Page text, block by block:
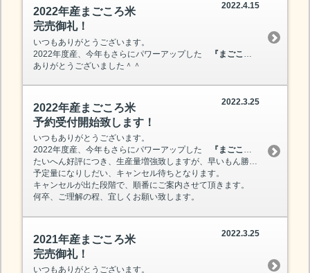
2022.4.15
2022年産まごころ米
完売御礼！
いつもありがとうございます。
2022年度産、今年もさらにパワーアップした
『まごころ米』
ありがとうございました＾＾
2022.3.25
2022年産まごころ米
予約受付開始致します！
いつもありがとうございます。
2022年度産、今年もさらにパワーアップした
『まごころ米』
を、本日
たいへん好評につき、生産量増強致しますが、早いもん勝ちです
予定量になりしだい、キャンセル待ちとなります。
キャンセルが出た段階で、順番にご案内させて頂きます。
何卒、ご理解の程、宜しくお願い致します。
2022.3.25
2021年産まごころ米
完売御礼！
いつもありがとうございます。